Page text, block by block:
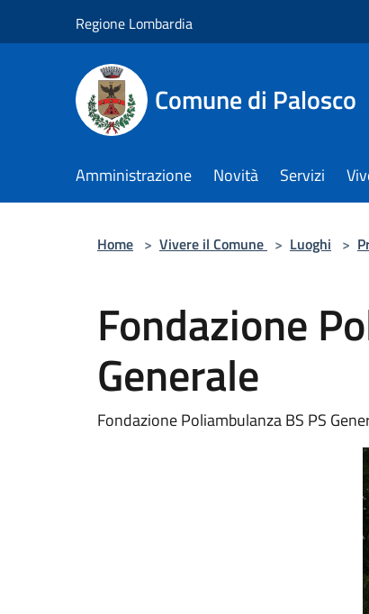
Regione Lombardia
Comune di Palosco
Amministrazione Novità Servizi
Home > Vivere il Comune > Luoghi >
Fondazione
Generale
Fondazione Poliambulanza BS PS